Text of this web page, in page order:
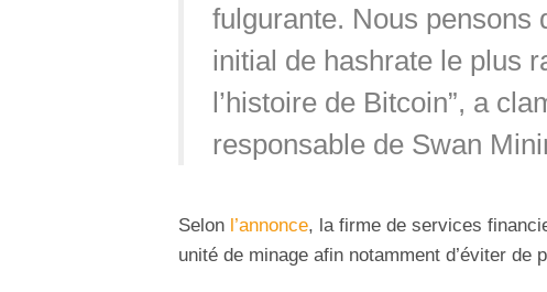
fulgurante. Nous pensons
initial de hashrate le plus
l’histoire de Bitcoin”, a
responsable de Swan
Selon l’annonce, la firme de services
unité de minage afin notamment d’éviter de